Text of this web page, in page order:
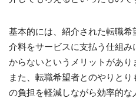
基本的には、紹介された転職
介料をサービスに支払う仕組
からないというメリットがあり
また、転職希望者とのやりと
の負担を軽減しながら効率的な